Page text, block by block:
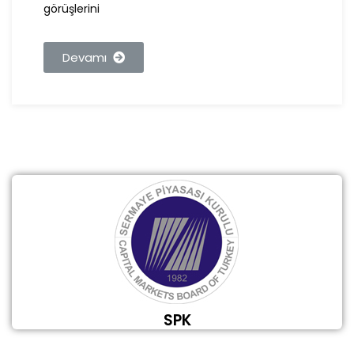
görüşlerini
Devamı
SPK